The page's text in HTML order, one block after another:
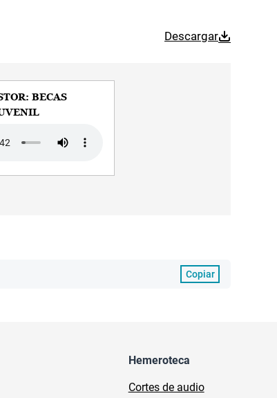
Descargar
BECAS
Copiar
Hemeroteca
Cortes de audio